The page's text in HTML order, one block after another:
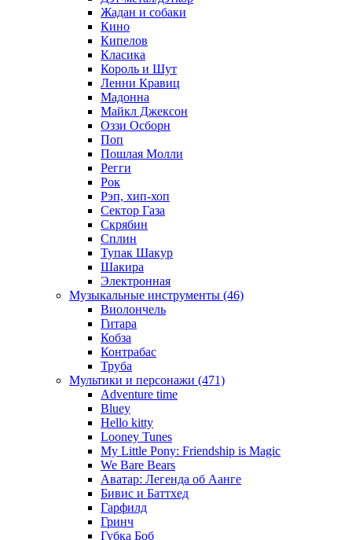
Жадан и собаки
Кино
Кипелов
Класика
Король и Шут
Ленни Кравиц
Мадонна
Майкл Джексон
Оззи Осборн
Поп
Пошлая Молли
Регги
Рок
Рэп, хип-хоп
Сектор Газа
Скрябин
Сплин
Тупак Шакур
Шакира
Электронная
Музыкальные инструменты (46)
Виолончель
Гитара
Кобза
Контрабас
Труба
Мультики и персонажи (471)
Adventure time
Bluey
Hello kitty
Looney Tunes
My Little Pony: Friendship is Magic
We Bare Bears
Аватар: Легенда об Аанге
Бивис и Баттхед
Гарфилд
Гринч
Губка Боб